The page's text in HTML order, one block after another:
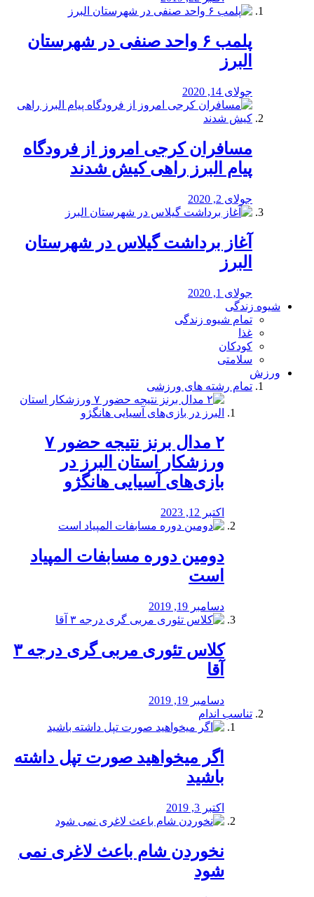
پلمب ۶ واحد صنفی در شهرستان
البرز
جولای 14, 2020
مسافران کرجی امروز از فرودگاه
پیام البرز راهی کیش شدند
جولای 2, 2020
آغاز برداشت گیلاس در شهرستان
البرز
جولای 1, 2020
شیوه زندگی
تمام شیوه زندگی
غذا
کودکان
سلامتی
ورزش
تمام رشته های ورزشی
۲ مدال برنز نتیجه حضور ۷
ورزشکار استان البرز در
بازی‌های آسیایی هانگژو
اکتبر 12, 2023
دومین دوره مسابفات المپیاد
است
دسامبر 19, 2019
کلاس تئوری مربی گری درجه ۳
آقا
دسامبر 19, 2019
تناسب اندام
اگر میخواهید صورت تپل داشته
باشید
اکتبر 3, 2019
نخوردن شام باعث لاغری نمی
‌شود